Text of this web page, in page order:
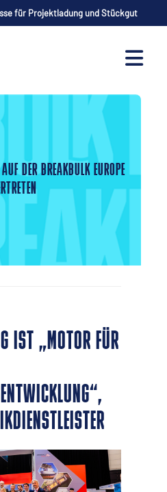
für Projektladung und Stückgut
DER BREAKBULK EUROPE
IST „MOTOR FÜR